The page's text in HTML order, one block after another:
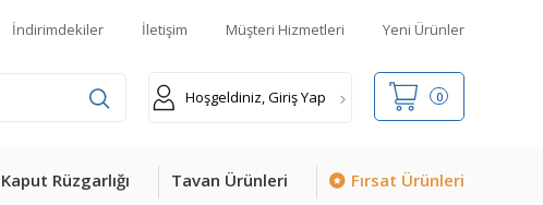
İndirimdekiler İletişim Müşteri Hizmetleri Yeni Ürünler
0
Hoşgeldiniz, Giriş Yap
Kaput Rüzgarlığı Tavan Ürünleri Fırsat Ürünleri